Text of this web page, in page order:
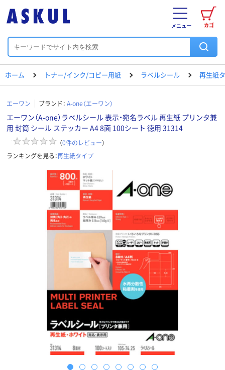
カゴ
メニュー
ホーム トナー/インク/コピー用紙 ラベルシール 再生紙
エーワン ブランド： A-one（エーワン）
エーワン（A-one）ラベルシール 表示・宛名ラベル 再生紙 プリンタ兼
用 封筒 シール ステッカー A4 8面 100シート 徳用 31314
（0件のレビュー）
ランキングを見る：再生紙タイプ